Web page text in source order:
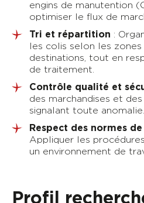
engins de manutention
optimiser le flux de
Tri et répartition :
les colis selon les
destinations, tout en
de traitement.
Contrôle qualité et
des marchandises et
signalant toute anomalie.
Respect des normes
Appliquer les
un environnement de
Profil